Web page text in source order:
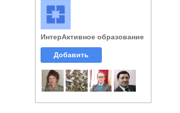
ИнтерАктивное образование
Добавить